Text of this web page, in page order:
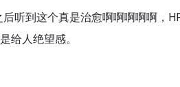
后听到这个真是治愈啊啊啊啊啊，
给人绝望感。